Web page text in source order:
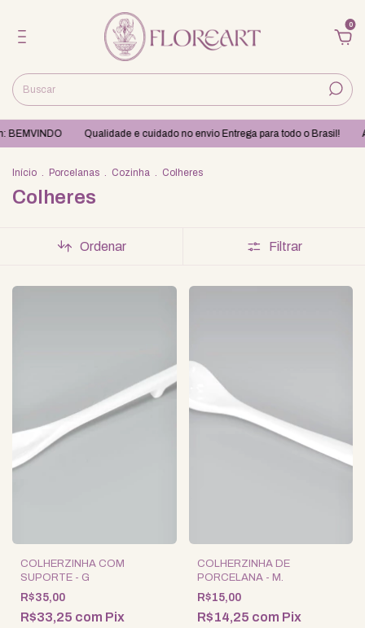
0
Qualidade e cuidado no envio Entrega para todo o Brasil!
Início . Porcelanas . Cozinha . Colheres
Colheres
Ordenar Filtrar
COLHERZINHA COM
SUPORTE - G
R$35,00
R$33,25 com Pix
COLHERZINHA DE
PORCELANA - M.
R$15,00
R$14,25 com Pix